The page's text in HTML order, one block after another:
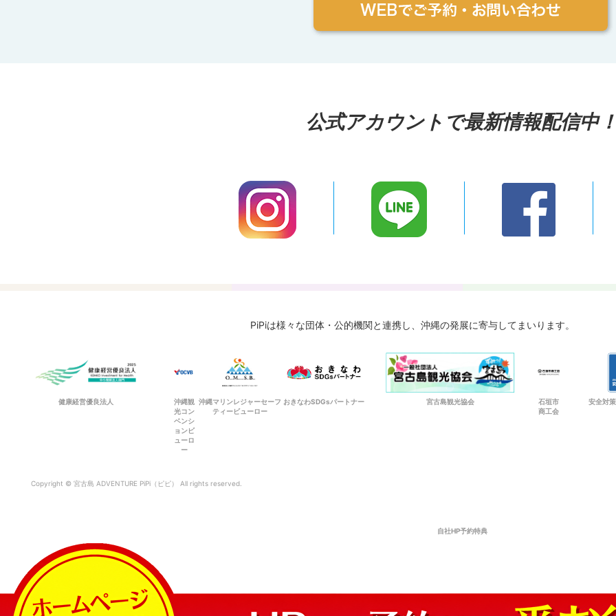
公式アカウントで最新情報配信中
PiPiは様々な団体・公的機関と連携し、 沖縄の発展に寄与してまいります。
健康経営優良法人
沖縄観
光コン
ベンシ
ョンビ
ューロ
ー
沖縄マリンレジャーセーフ
ティービューロー
おきなわSDGsパートナー 宮古島観光協会
石垣市
商工会
安全対
Copyright © 宮古島 ADVENTURE PiPi（ピピ） All rights reserved.
自社HP予約特典